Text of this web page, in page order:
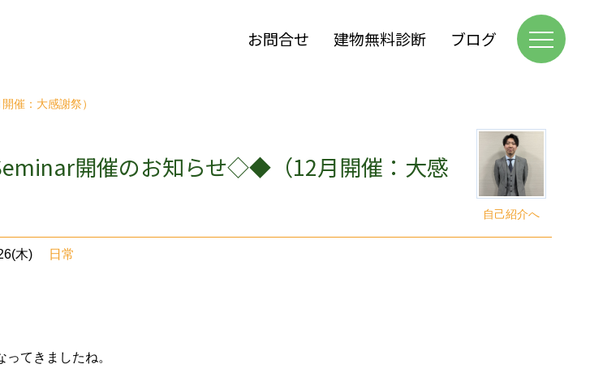
お問合せ 建物無料診断 ブログ
：大感謝祭）
自己紹介へ
開催のお知らせ◇◆（12月開催：大感
木) 日常
てきましたね。